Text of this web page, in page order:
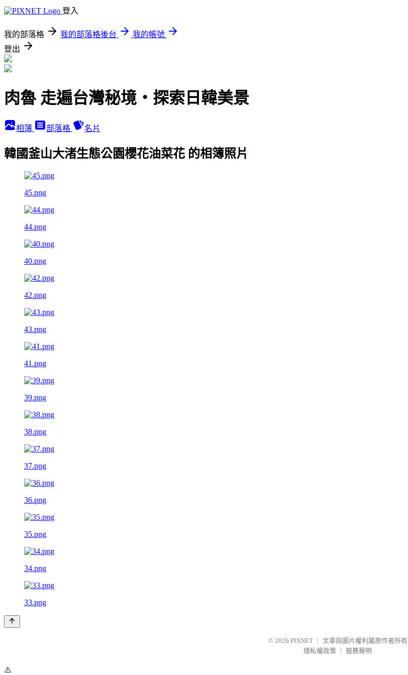
登入
我的部落格 我的部落格後台
我的帳號
登出
肉魯 走遍台灣秘境・探索日韓美景
相簿 部落格 名片
韓國釜山大渚生態公園櫻花油菜花 的相簿照片
45.png
44.png
40.png
42.png
43.png
41.png
39.png
38.png
37.png
36.png
35.png
34.png
33.png
© 2026 PIXNET
文章與圖片權利屬原作者所有
隱私權政策
服務聲明
⚠️